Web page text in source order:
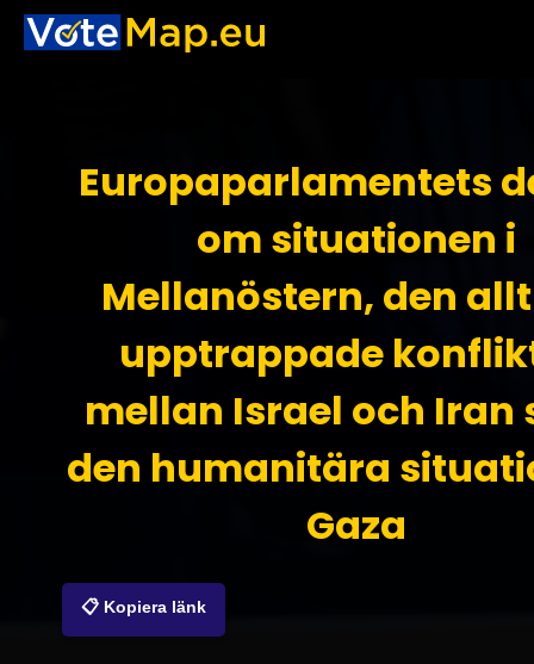
Europaparlamentets
om situationen i
Mellanöstern, den
upptrappade
mellan Israel och Iran
den humanitära
Gaza
📋 Kopiera länk